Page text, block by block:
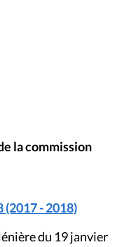
la commission
(2017 - 2018)
du 19 janvier